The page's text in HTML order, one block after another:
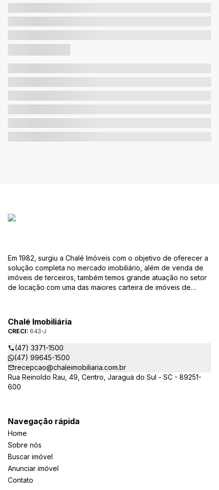
Em 1982, surgiu a Chalé Imóveis com o objetivo de oferecer a
solução completa no mercado imobiliário, além de venda de
imóveis de terceiros, também temos grande atuação no setor
de locação com uma das maiores carteira de imóveis de
Arte Imóveis. E também reavaliamos a nossa Missão, Visão e
Valores.
Chalé Imobiliária
CRECI: 643-J
(47) 3371-1500
(47) 99645-1500
recepcao@chaleimobiliaria.com.br
Rua Reinoldo Rau, 49, Centro, Jaraguá do Sul - SC - 89251-
600
Navegação rápida
Home
Sobre nós
Buscar imóvel
Anunciar imóvel
Contato